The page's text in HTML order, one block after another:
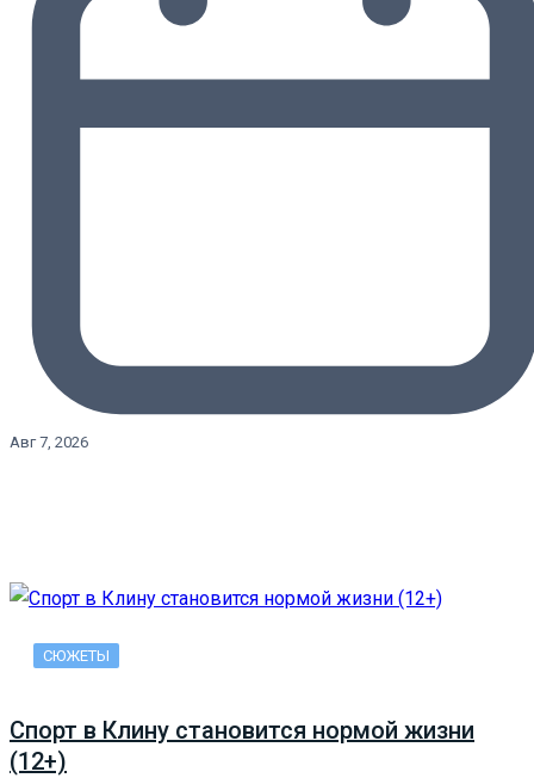
Авг 7, 2026
СЮЖЕТЫ
Спорт в Клину становится нормой жизни
(12+)